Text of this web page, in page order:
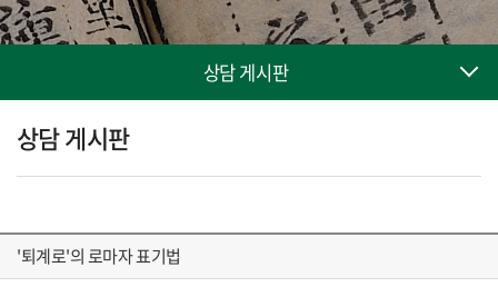
상담 게시판
상담 게시판
'퇴계로'의 로마자 표기법